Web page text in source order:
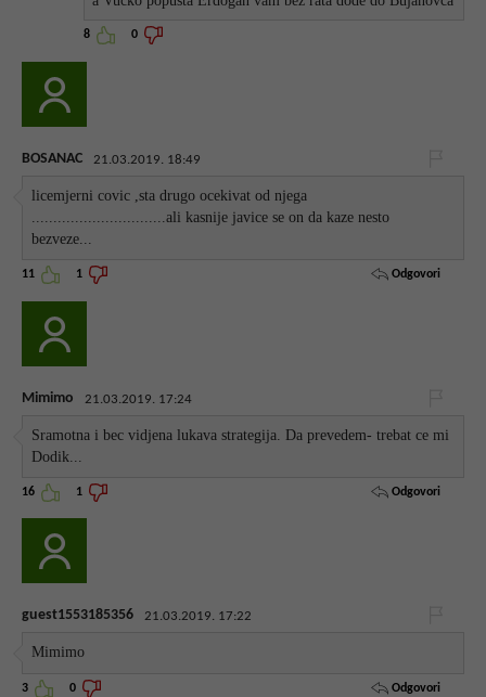
8 0
BOSANAC 21.03.2019. 18:49
licemjerni covic ,sta drugo ocekivat od njega
...............................ali kasnije javice se on da kaze nesto
bezveze...
11 1 Odgovori
Mimimo 21.03.2019. 17:24
Sramotna i bec vidjena lukava strategija. Da prevedem- trebat ce mi
Dodik...
16 1 Odgovori
guest1553185356 21.03.2019. 17:22
Mimimo
3 0 Odgovori